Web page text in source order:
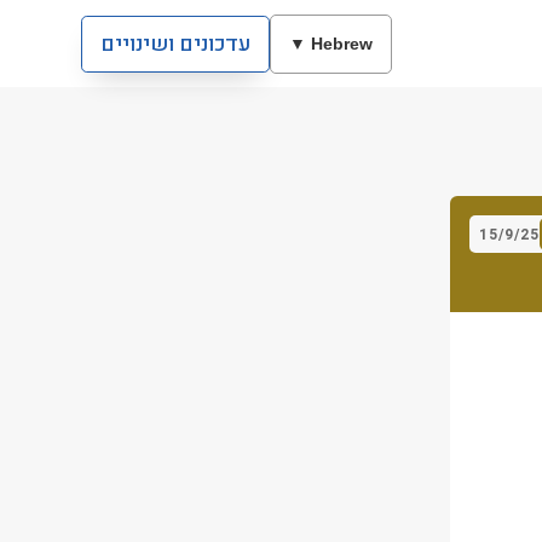
Hebrew ▼ עדכונים ושינויים
15/9/25